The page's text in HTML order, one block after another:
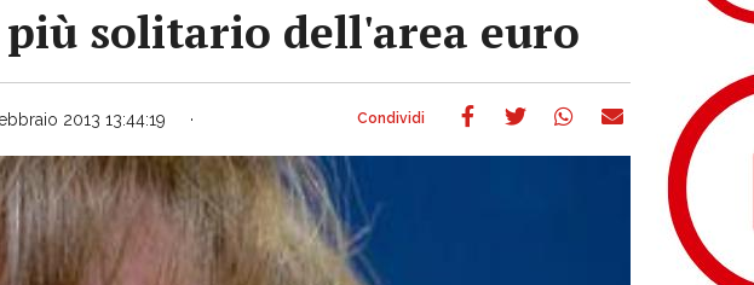
solitario dell'area euro
2013 13:44:19